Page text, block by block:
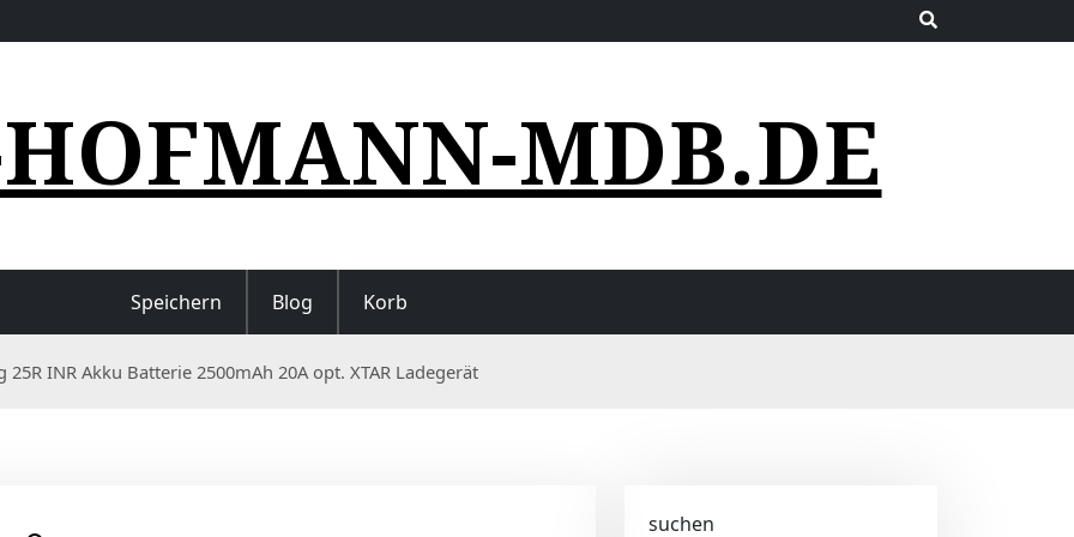
MDB.DE
Speichern Blog Korb
25R INR Akku Batterie 2500mAh 20A opt. XTAR Ladegerät
suchen